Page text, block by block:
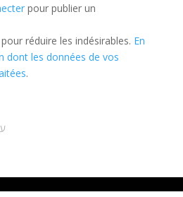
pour publier un
réduire les indésirables. En
dont les données de vos
.